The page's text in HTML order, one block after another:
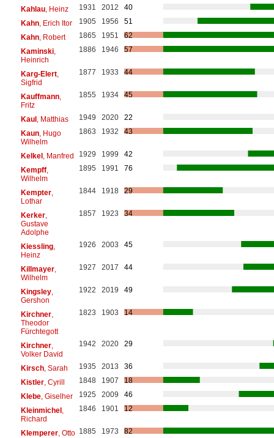
Kahlau, Heinz 1931 2012
40
Kahn, Erich Itor 1905 1956
51
Kahn, Robert 1865 1951
62
Kaminski,
Heinrich
1886 1946 57
Karg-Elert,
Sigfrid
1877 1933 44
Kauffmann,
Fritz
1855 1934 45
Kaul, Matthias 1949 2020
22
Kaun, Hugo
Wilhelm
1863 1932 43
Kelkel, Manfred 1929 1999
42
Kempff,
Wilhelm
1895 1991 76
Kempter,
Lothar
1844 1918 29
Kerker,
Gustave
Adolphe
1857 1923 34
Kiessling,
Heinz
1926 2003 45
Killmayer,
Wilhelm
1927 2017 44
Kingsley,
Gershon
1922 2019 49
Kirchner,
Theodor
Fürchtegott
1823 1903 14
Kirchner,
Volker David
1942 2020 29
Kirsch, Sarah 1935 2013
36
Kistler, Cyrill 1848 1907
18
Klebe, Giselher 1925 2009
46
Kleinmichel,
Richard
1846 1901 12
Klemperer, Otto 1885 1973
82